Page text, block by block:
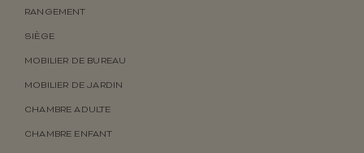
RANGEMENT
SIÈGE
MOBILIER DE BUREAU
MOBILIER DE JARDIN
CHAMBRE ADULTE
CHAMBRE ENFANT